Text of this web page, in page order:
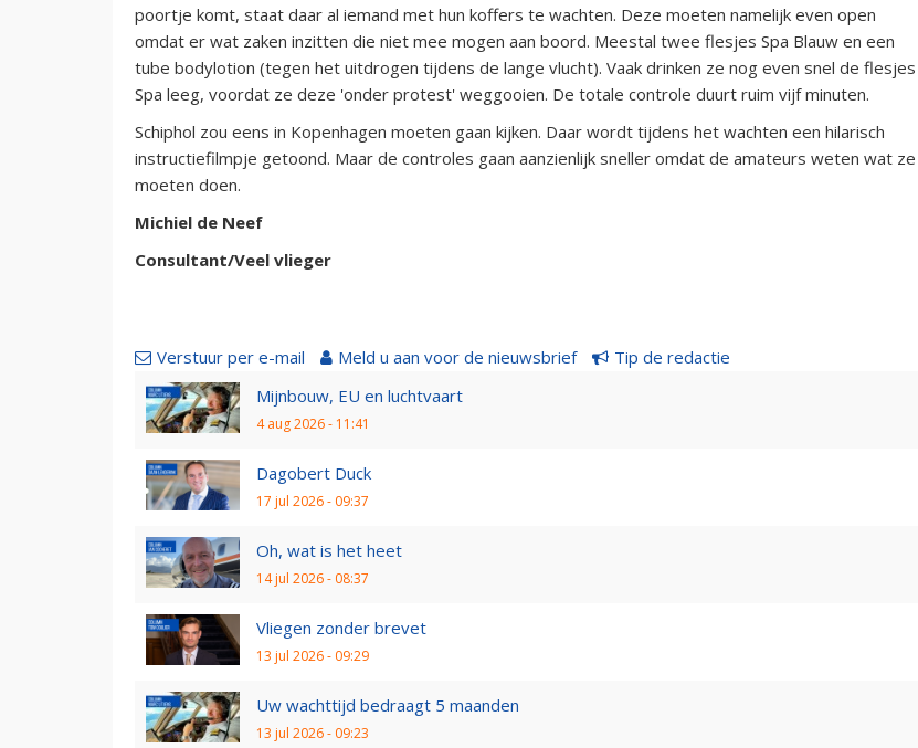
poortje komt, staat daar al iemand met hun koffers te wachten. Deze moeten namelijk even open
omdat er wat zaken inzitten die niet mee mogen aan boord. Meestal twee flesjes Spa Blauw en een
tube bodylotion (tegen het uitdrogen tijdens de lange vlucht). Vaak drinken ze nog even snel de flesjes
Spa leeg, voordat ze deze 'onder protest' weggooien. De totale controle duurt ruim vijf minuten.
Schiphol zou eens in Kopenhagen moeten gaan kijken. Daar wordt tijdens het wachten een hilarisch
instructiefilmpje getoond. Maar de controles gaan aanzienlijk sneller omdat de amateurs weten wat ze
moeten doen.
Michiel de Neef
Consultant/Veel vlieger
Verstuur per e-mail Meld u aan voor de nieuwsbrief
Tip de redactie
Mijnbouw, EU en luchtvaart
4 aug 2026 - 11:41
Dagobert Duck
17 jul 2026 - 09:37
Oh, wat is het heet
14 jul 2026 - 08:37
Vliegen zonder brevet
13 jul 2026 - 09:29
Uw wachttijd bedraagt 5 maanden
13 jul 2026 - 09:23